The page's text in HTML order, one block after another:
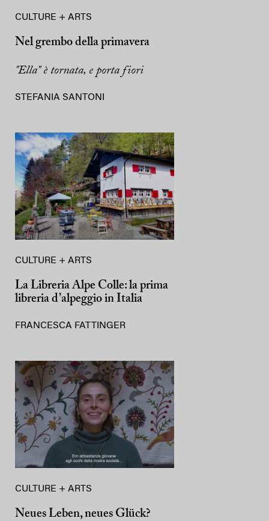
CULTURE + ARTS
Nel grembo della primavera
"Ella" è tornata, e porta fiori
STEFANIA SANTONI
CULTURE + ARTS
La Libreria Alpe Colle: la prima
libreria d’alpeggio in Italia
FRANCESCA FATTINGER
CULTURE + ARTS
Neues Leben, neues Glück?